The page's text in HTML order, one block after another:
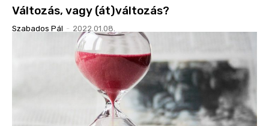
Változás, vagy (át)változás?
Szabados Pál - 2022.01.08.